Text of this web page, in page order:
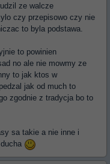
ze walcze
czy przepisowo czy nie
to byla podstawa.
to powinien
no ale nie mowmy ze
to jak ktos w
jak od much to
zgodnie z tradycja bo to
sa takie a nie inne i